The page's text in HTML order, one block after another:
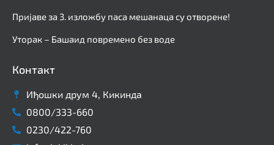
Пријаве за 3. изложбу паса мешанаца су отворене!
Уторак – Башаид повремено без воде
Контакт
Иђошки друм 4, Кикинда
0800/333-660
0230/422-760